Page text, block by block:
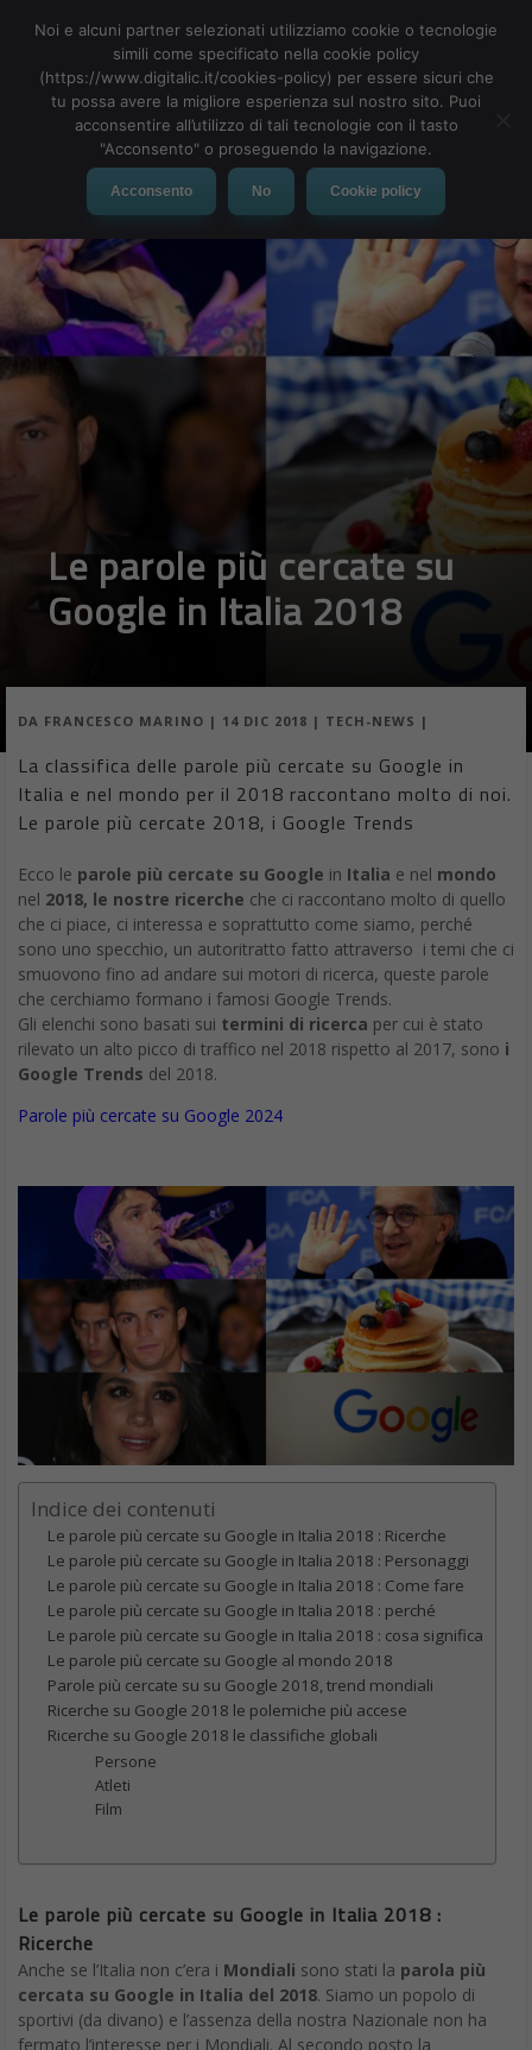
MENU
Le parole più cercate su
Google in Italia 2018
DA FRANCESCO MARINO | 14 DIC 2018 | TECH-NEWS |
La classifica delle parole più cercate su Google in
Italia e nel mondo per il 2018 raccontano molto di noi.
Le parole più cercate 2018, i Google Trends
Ecco le parole più cercate su Google in Italia e nel mondo
nel 2018, le nostre ricerche che ci raccontano molto di quello
che ci piace, ci interessa e soprattutto come siamo, perché
sono uno specchio, un autoritratto fatto attraverso i temi che ci
smuovono fino ad andare sui motori di ricerca, queste parole
che cerchiamo formano i famosi Google Trends.
Gli elenchi sono basati sui termini di ricerca per cui è stato
rilevato un alto picco di traffico nel 2018 rispetto al 2017, sono i
Google Trends del 2018.
Parole più cercate su Google 2024
Indice dei contenuti
Le parole più cercate su Google in Italia 2018 : Ricerche
Le parole più cercate su Google in Italia 2018 : Personaggi
Le parole più cercate su Google in Italia 2018 : Come fare
Le parole più cercate su Google in Italia 2018 : perché
Le parole più cercate su Google in Italia 2018 : cosa significa
Le parole più cercate su Google al mondo 2018
Parole più cercate su su Google 2018, trend mondiali
Ricerche su Google 2018 le polemiche più accese
Ricerche su Google 2018 le classifiche globali
Persone
Atleti
Film
Le parole più cercate su Google in Italia 2018 :
Ricerche
Anche se l’Italia non c’era i Mondiali sono stati la parola più
cercata su Google in Italia del 2018. Siamo un popolo di
sportivi (da divano) e l’assenza della nostra Nazionale non ha
fermato l’interesse per i Mondiali. Al secondo posto la
Noi e alcuni partner selezionati utilizziamo cookie o tecnologie
simili come specificato nella cookie policy
(https://www.digitalic.it/cookies-policy) per essere sicuri che
tu possa avere la migliore esperienza sul nostro sito. Puoi
acconsentire all’utilizzo di tali tecnologie con il tasto
"Acconsento" o proseguendo la navigazione.
Acconsento No Cookie policy